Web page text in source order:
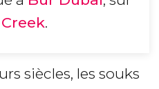
.
siècles, les souks